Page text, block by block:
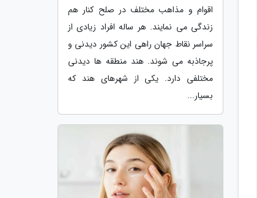
اقوام و مذاهب مختلف در صلح کنار هم
زندگی می نمایند. هر ساله افراد زیادی از
سراسر نقاط جهان راهی این کشور دیدنی و
پرجاذبه می شوند. هند منطقه ها دیدنی
مختلفی دارد. یکی از شهرهای هند که
بسیار...